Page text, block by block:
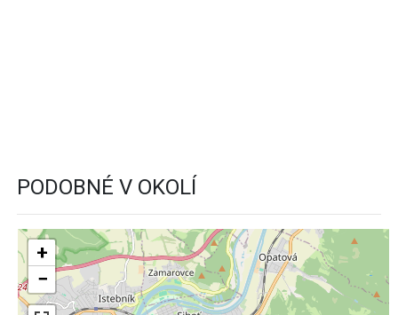
PODOBNÉ V OKOLÍ
+
−